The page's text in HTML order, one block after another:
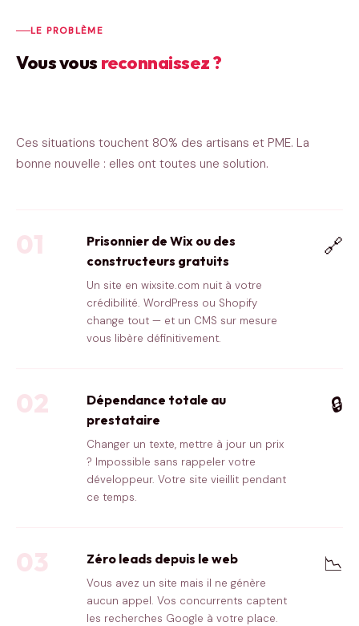
LE PROBLÈME
Vous vousreconnaissez ?
Ces situations touchent 80% des artisans et PME. La
bonne nouvelle : elles ont toutes une solution.
01
Prisonnier de Wix ou des
constructeurs gratuits
Un site en wixsite.com nuit à votre
crédibilité. WordPress ou Shopify
change tout — et un CMS sur mesure
vous libère définitivement.
🔗
02
Dépendance totale au
prestataire
Changer un texte, mettre à jour un prix
? Impossible sans rappeler votre
développeur. Votre site vieillit pendant
ce temps.
🔒
03 Zéro leads depuis le web
Vous avez un site mais il ne génère
aucun appel. Vos concurrents captent
les recherches Google à votre place.
📉